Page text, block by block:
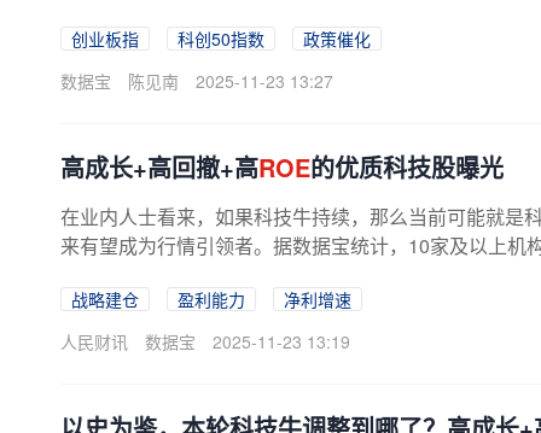
创业板指 科创50指数
政策催化
数据宝
陈见南 2025-11-23 13:27
高成长+高回撤+高ROE的优质科技股曝光
在业内人士看来，如果科技牛持续，那么当前可能就是
来有望成为行情引领者。据数据宝统计，10家及以上
战略建仓 盈利能力
净利增速
人民财讯
数据宝 2025-11-23 13:19